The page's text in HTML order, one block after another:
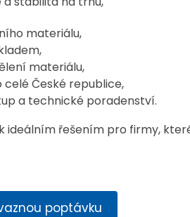
materiálu,
materiálu,
České republice,
a technické poradenství.
ideálním řešením pro firmy,
poptávku